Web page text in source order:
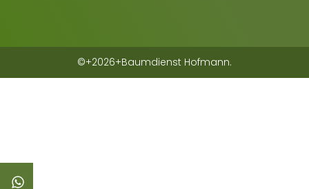
©+2026+Baumdienst Hofmann.